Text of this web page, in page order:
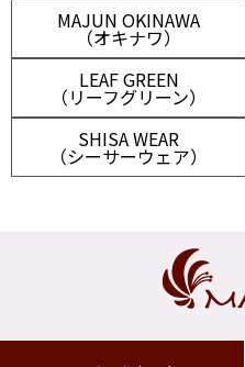
MAJUN OKINAWA
（オキナワ）
LEAF GREEN
（リーフグリーン）
SHISA WEAR
（シーサーウェア）